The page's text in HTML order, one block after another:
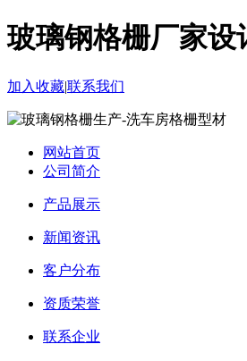
玻璃钢格栅厂家
加入收藏|联系我们
网站首页
公司简介
产品展示
新闻资讯
客户分布
资质荣誉
联系企业